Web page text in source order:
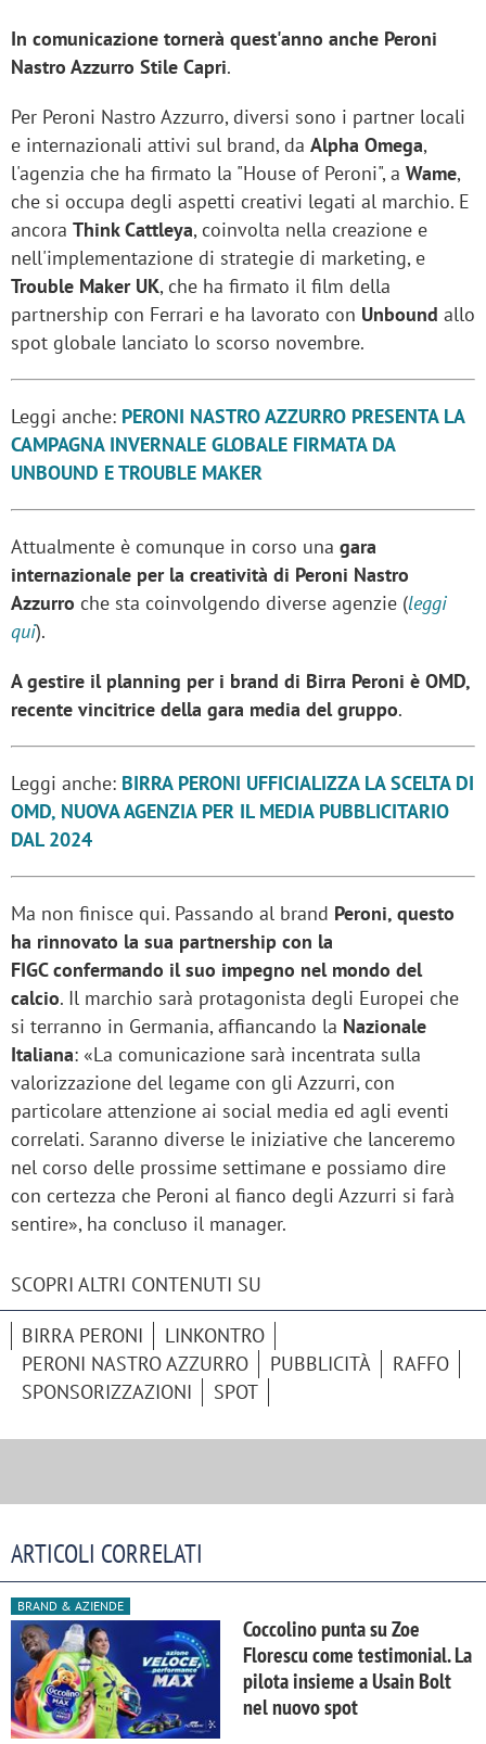
In comunicazione tornerà quest'anno anche Peroni
Nastro Azzurro Stile Capri.
Per Peroni Nastro Azzurro, diversi sono i partner locali
e internazionali attivi sul brand, da Alpha Omega,
l'agenzia che ha firmato la "House of Peroni", a Wame,
che si occupa degli aspetti creativi legati al marchio. E
ancora Think Cattleya, coinvolta nella creazione e
nell'implementazione di strategie di marketing, e
Trouble Maker UK, che ha firmato il film della
partnership con Ferrari e ha lavorato con Unbound allo
spot globale lanciato lo scorso novembre.
Leggi anche: PERONI NASTRO AZZURRO PRESENTA LA
CAMPAGNA INVERNALE GLOBALE FIRMATA DA
UNBOUND E TROUBLE MAKER
Attualmente è comunque in corso una gara
internazionale per la creatività di Peroni Nastro
Azzurro che sta coinvolgendo diverse agenzie (leggi
qui).
A gestire il planning per i brand di Birra Peroni è OMD,
recente vincitrice della gara media del gruppo.
Leggi anche: BIRRA PERONI UFFICIALIZZA LA SCELTA DI
OMD, NUOVA AGENZIA PER IL MEDIA PUBBLICITARIO
DAL 2024
Ma non finisce qui. Passando al brand Peroni, questo
ha rinnovato la sua partnership con la
FIGC confermando il suo impegno nel mondo del
calcio. Il marchio sarà protagonista degli Europei che
si terranno in Germania, affiancando la Nazionale
Italiana: «La comunicazione sarà incentrata sulla
valorizzazione del legame con gli Azzurri, con
particolare attenzione ai social media ed agli eventi
correlati. Saranno diverse le iniziative che lanceremo
nel corso delle prossime settimane e possiamo dire
con certezza che Peroni al fianco degli Azzurri si farà
sentire», ha concluso il manager.
SCOPRI ALTRI CONTENUTI SU
BIRRA PERONI
LINKONTRO
PERONI NASTRO AZZURRO
PUBBLICITÀ
RAFFO
SPONSORIZZAZIONI
SPOT
ARTICOLI CORRELATI
BRAND & AZIENDE
Coccolino punta su Zoe
Florescu come testimonial. La
pilota insieme a Usain Bolt
nel nuovo spot